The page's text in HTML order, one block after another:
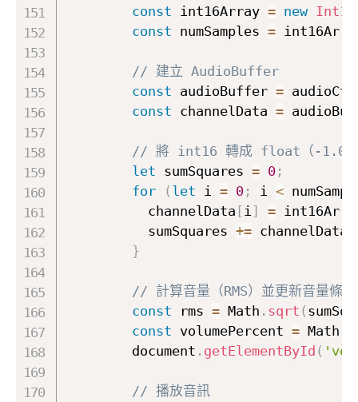
const int16Array = new
const numSamples =
// 建立 AudioBuffer
const audioBuffer = audioCtx
const channelData =
// 將 int16 轉成 float（-1.0
let sumSquares = 0;
for
( let i = 0; i <
          channelData
[i ] =
          sumSquares
+= channelData
}
// 計算音量（RMS）並更新音量條
const rms = Math . sqrt (
const volumePercent = Math
        document
. getElementById (
// 播放音訊